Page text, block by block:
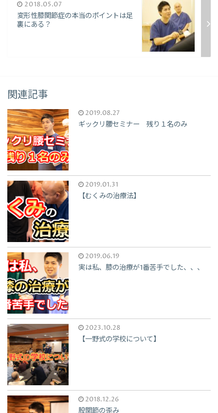
2018.05.07
変形性膝関節症の本当のポイントは足
裏にある？
関連記事
2019.08.27
ギックリ腰セミナー 残り１名のみ
2019.01.31
【むくみの治療法】
2019.06.19
実は私、膝の治療が1番苦手でした、、、
2023.10.28
【一野式の学校について】
2018.12.26
股関節の歪み